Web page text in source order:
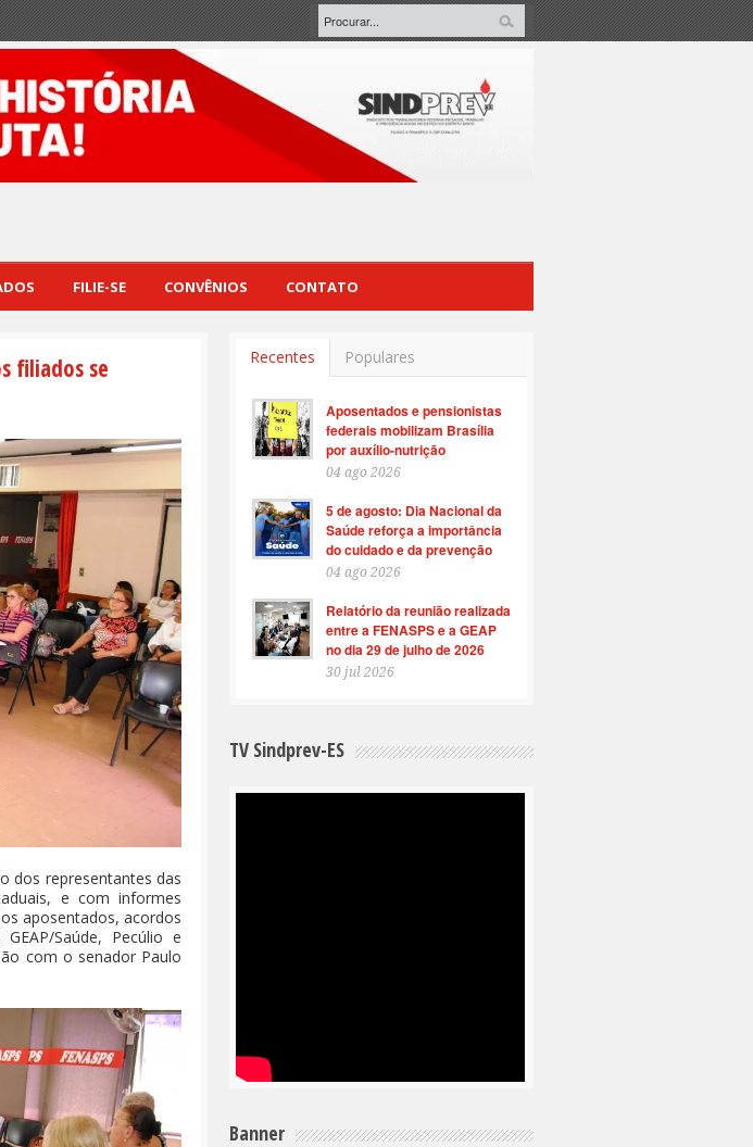
FILIE-SE CONVÊNIOS CONTATO
filiados se
dos representantes das
e com informes
aposentados, acordos
Saúde, Pecúlio e
com o senador Paulo
Recentes Populares
Aposentados e pensionistas
federais mobilizam Brasília
por auxílio-nutrição
04 ago 2026
5 de agosto: Dia Nacional da
Saúde reforça a importância
do cuidado e da prevenção
04 ago 2026
Relatório da reunião realizada
entre a FENASPS e a GEAP
no dia 29 de julho de 2026
30 jul 2026
TV Sindprev-ES
Banner